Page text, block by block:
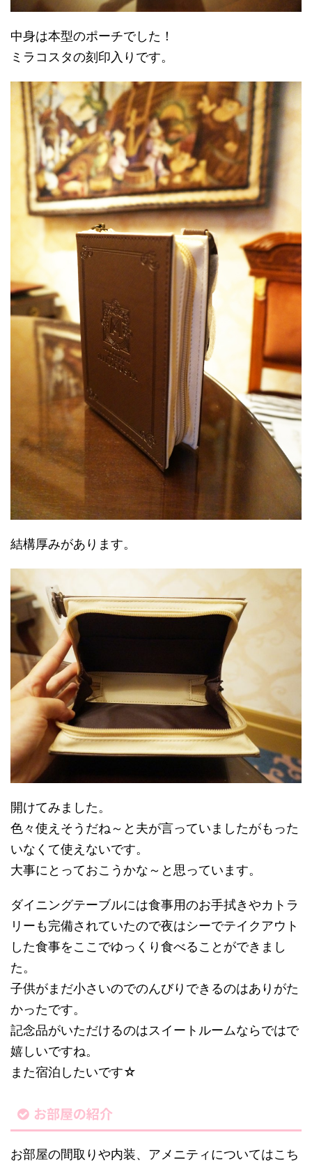
中身は本型のポーチでした！
ミラコスタの刻印入りです。
結構厚みがあります。
開けてみました。
色々使えそうだね～と夫が言っていましたがもった
いなくて使えないです。
大事にとっておこうかな～と思っています。
ダイニングテーブルには食事用のお手拭きやカトラ
リーも完備されていたので夜はシーでテイクアウト
した食事をここでゆっくり食べることができまし
た。
子供がまだ小さいのでのんびりできるのはありがた
かったです。
記念品がいただけるのはスイートルームならではで
嬉しいですね。
また宿泊したいです☆
お部屋の紹介
お部屋の間取りや内装、アメニティについてはこち